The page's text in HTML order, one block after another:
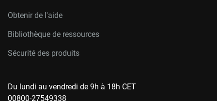
Obtenir de l'aide
Bibliothèque de ressources
Sécurité des produits
Du lundi au vendredi de 9h à 18h CET
00800-27549338